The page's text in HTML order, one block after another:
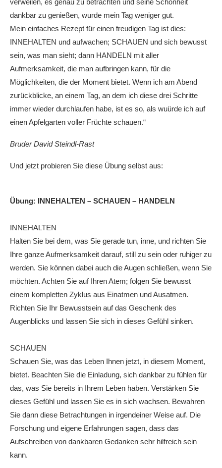
verweilen, es genau zu betrachten und seine Schönheit
dankbar zu genießen, wurde mein Tag weniger gut.
Mein einfaches Rezept für einen freudigen Tag ist dies:
INNEHALTEN und aufwachen; SCHAUEN und sich bewusst
sein, was man sieht; dann HANDELN mit aller
Aufmerksamkeit, die man aufbringen kann, für die
Möglichkeiten, die der Moment bietet. Wenn ich am Abend
zurückblicke, an einem Tag, an dem ich diese drei Schritte
immer wieder durchlaufen habe, ist es so, als wuürde ich auf
einen Apfelgarten voller Früchte schauen.“
Bruder David Steindl-Rast
Und jetzt probieren Sie diese Übung selbst aus:
Übung: INNEHALTEN – SCHAUEN – HANDELN
INNEHALTEN
Halten Sie bei dem, was Sie gerade tun, inne, und richten Sie
Ihre ganze Aufmerksamkeit darauf, still zu sein oder ruhiger zu
werden. Sie können dabei auch die Augen schließen, wenn Sie
möchten. Achten Sie auf Ihren Atem; folgen Sie bewusst
einem kompletten Zyklus aus Einatmen und Ausatmen.
Richten Sie Ihr Bewusstsein auf das Geschenk des
Augenblicks und lassen Sie sich in dieses Gefühl sinken.
SCHAUEN
Schauen Sie, was das Leben Ihnen jetzt, in diesem Moment,
bietet. Beachten Sie die Einladung, sich dankbar zu fühlen für
das, was Sie bereits in Ihrem Leben haben. Verstärken Sie
dieses Gefühl und lassen Sie es in sich wachsen. Bewahren
Sie dann diese Betrachtungen in irgendeiner Weise auf. Die
Forschung und eigene Erfahrungen sagen, dass das
Aufschreiben von dankbaren Gedanken sehr hilfreich sein
kann.